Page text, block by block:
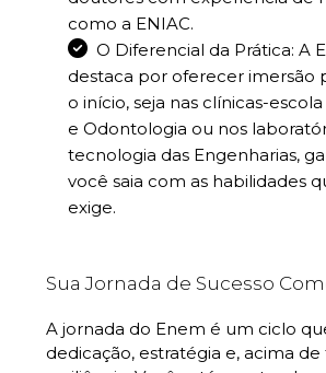
como a ENIAC.
O Diferencial da Prática: A
destaca por oferecer imersão
o início, seja nas clínicas-
e Odontologia ou nos
tecnologia das Engenharias,
você saia com as habilidades
exige.
Sua Jornada de Sucesso
A jornada do Enem é um ciclo
dedicação, estratégia e, acima de